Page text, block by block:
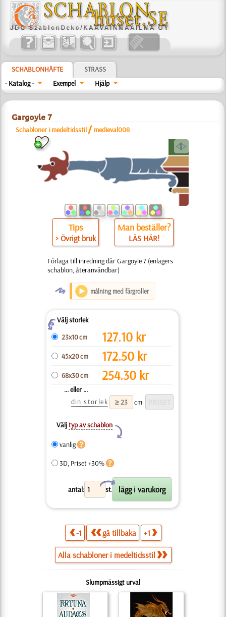
SCHABLONHÄFTE
STRASS
- Katalog -
Exempel Hjälp
Gargoyle 7
Schabloner i medeltidsstil / medieval008
a
Tips
> Övrigt bruk
Man beställer?
LÄS HÄR!
Förlaga till inredning där Gargoyle 7 (enlagers
schablon, återanvändbar)
O målning med färgroller
ZVälj storlek
23x10 cm
127.10 kr
45x20 cm 172.50 kr
68x30 cm 254.30 kr
... eller ...
din storlek
cm
Väljtyp av schablon
Y
vanlig
3D, Priset +30%
antal: st.
X
-1 gå tillbaka +1
Alla schabloner i medeltidsstil
Slumpmässigt urval